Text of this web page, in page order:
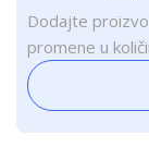
Dodajte
promene u